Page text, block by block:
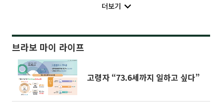
더보기
브라보 마이 라이프
고령자 “73.6세까지 일하고 싶다”